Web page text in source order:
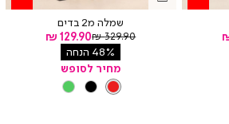
שמלה מ2 בדים
מחיר
מוצר
129.90 ₪
מחיר
רגיל
329.90 ₪
48% הנחה
מחיר לסופש
צבע
RED
RED
BLACK
GREEN